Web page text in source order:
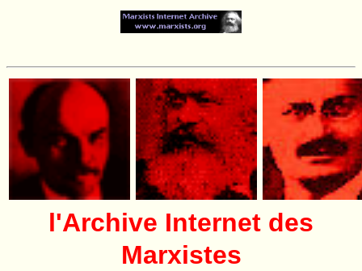
l'Archive Internet des
Marxistes